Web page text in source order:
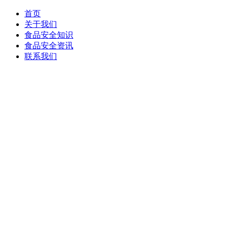
首页
关于我们
食品安全知识
食品安全资讯
联系我们